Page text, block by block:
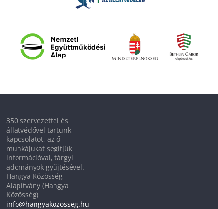
350 szervezettel és
állatvédővel tartunk
kapcsolatot, az ő
munkájukat segítjük:
információval, tárgyi
adományok gyűjtésével.
Hangya Közösség
Alapítvány (Hangya
Közösség)
info@hangyakozosseg.hu